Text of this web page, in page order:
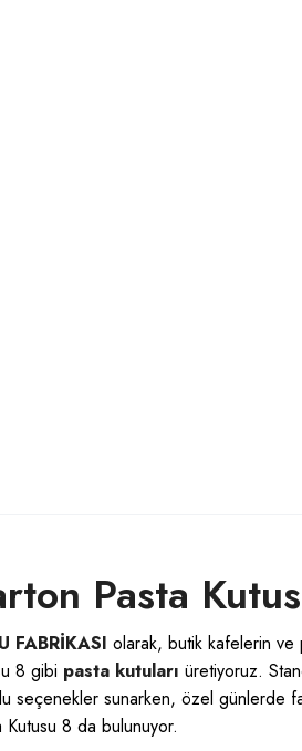
Pasta
FABRİKASI olarak, butik kafelerin ve
8 gibi pasta kutuları üretiyoruz.
seçenekler sunarken, özel günlerde
Kutusu 8 da bulunuyor.